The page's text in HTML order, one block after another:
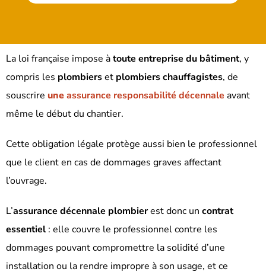
La loi française impose àtoute entreprise du bâtiment, y
compris les plombierset plombiers chauffagistes, de
souscrire uneassurance responsabilité décennale avant
même le début du chantier.
Cette obligation légale protège aussi bien le professionnel
que le client en cas de dommages graves affectant
l’ouvrage.
L’assurance décennale plombierest donc un contrat
essentiel : elle couvre le professionnel contre les
dommages pouvant compromettre la solidité d’une
installation ou la rendre impropre à son usage, et ce